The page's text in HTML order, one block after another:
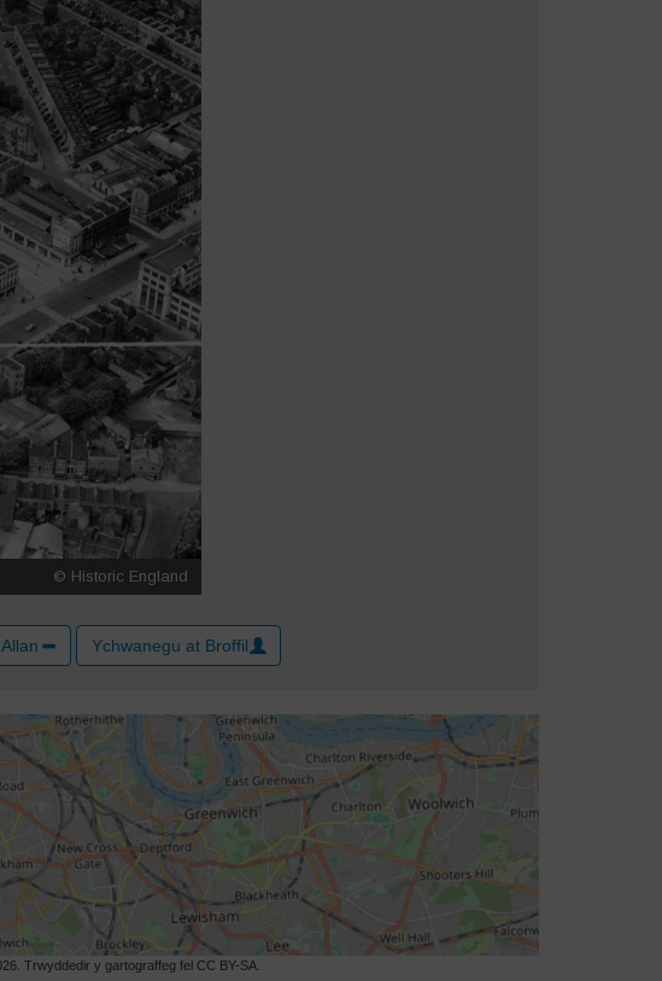
Ychwanegu at Broffil
Trwyddedir y gartograffeg fel CC BY-SA.